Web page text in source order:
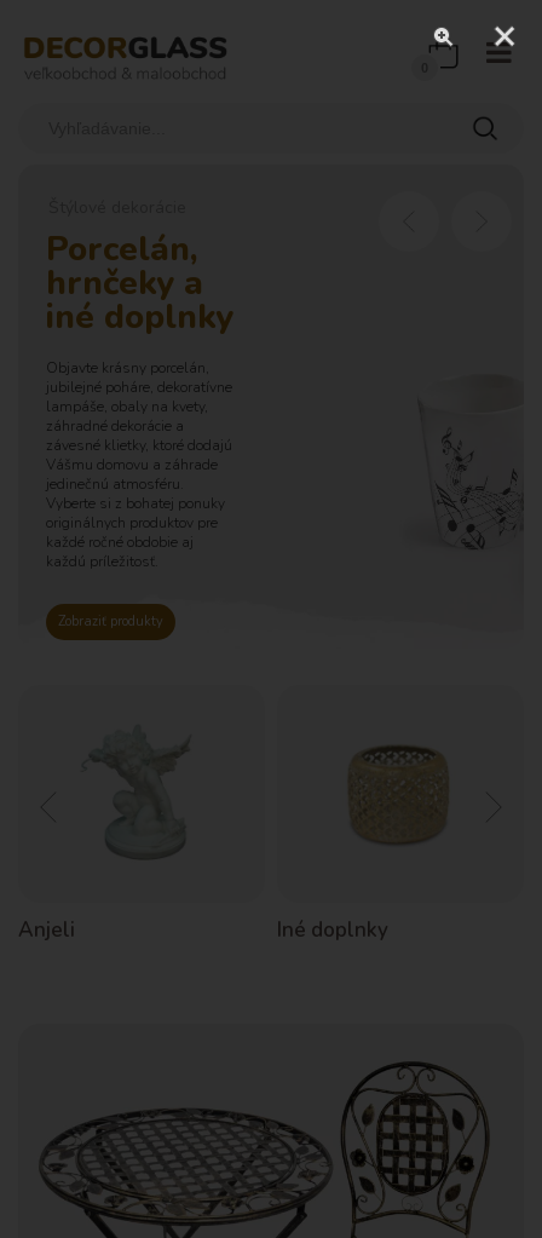
Porcelán,
hrnčeky a
iné doplnky
Objavte krásny porcelán,
jubilejné poháre, dekoratívne
lampáše, obaly na kvety,
záhradné dekorácie a
závesné klietky, ktoré dodajú
Vášmu domovu a záhrade
jedinečnú atmosféru.
Vyberte si z bohatej ponuky
originálnych produktov pre
každé ročné obdobie aj
každú príležitosť.
Zobraziť produkty
Anjeli Iné doplnky